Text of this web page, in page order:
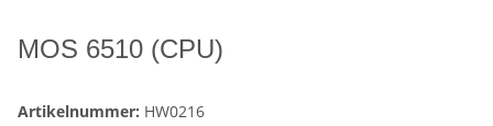
MOS 6510 (CPU)
Artikelnummer: HW0216